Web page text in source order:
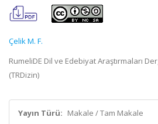
Çelik M. F.
RumeliDE Dil ve Edebiyat Araştırmaları
(TRDizin)
Yayın Türü: Makale / Tam Makale